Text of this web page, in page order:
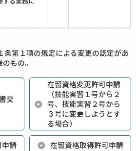
条第１項の規定による変更の認定があ
もの。
交
在留資格変更許可申請
（技能実習１号から２
号、技能実習２号から
３号に変更しようとす
る場合）
請 在留資格取得許可申請